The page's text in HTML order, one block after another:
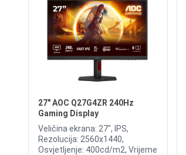
27" AOC Q27G4ZR 240Hz
Gaming Display
Veličina ekrana: 27", IPS,
Rezolucija: 2560x1440,
Osvjetljenje: 400cd/m2, Vrijeme